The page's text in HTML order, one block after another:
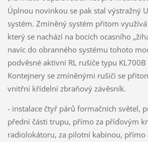
Úplnou novinkou se pak stal výstražný
systém. Zmíněný systém přitom
který se nachází na bocích ocasního
navíc do obranného systému tohoto
podvěsné aktivní RL rušiče typu KL700B
Kontejnery se zmíněnými rušiči se
vnitřní křídelní zbraňový závěsník.
- instalace čtyř párů formačních světel,
přední části trupu, přímo za příďovým
radiolokátoru, za pilotní kabinou, přímo